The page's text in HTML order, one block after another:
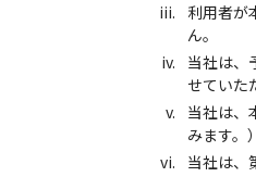
利用者が
ん。
当社は、
せていた
当社は、
みます。
当社は、